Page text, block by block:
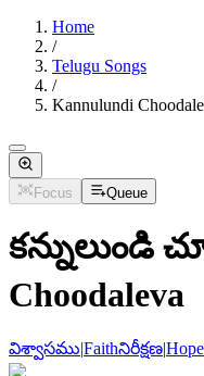
Home
/
Telugu Songs
/
Kannulundi
Focus Queue
కన్నులుండి
Choodaleva
విశ్వాసము|Faithనిరీక్షణ|Hope